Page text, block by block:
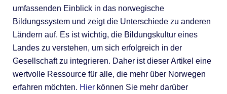
umfassenden Einblick in das norwegische
Bildungssystem und zeigt die Unterschiede zu anderen
Ländern auf. Es ist wichtig, die Bildungskultur eines
Landes zu verstehen, um sich erfolgreich in der
Gesellschaft zu integrieren. Daher ist dieser Artikel eine
wertvolle Ressource für alle, die mehr über Norwegen
erfahren möchten. Hierkönnen Sie mehr darüber